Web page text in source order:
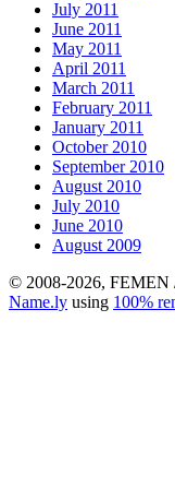
July 2011
June 2011
May 2011
April 2011
March 2011
February 2011
January 2011
October 2010
September 2010
August 2010
July 2010
June 2010
August 2009
© 2008-2026,
Name.ly using 100%